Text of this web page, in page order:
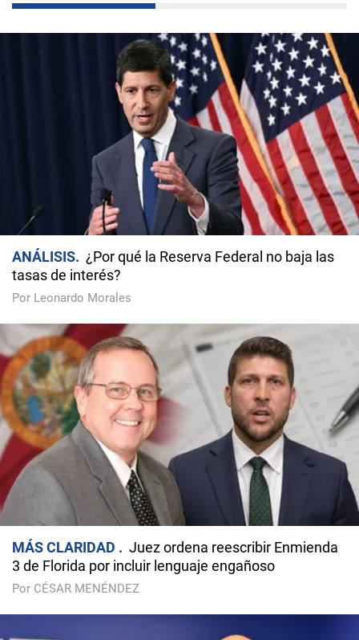
ANÁLISIS
¿Por qué la Reserva Federal no baja las
tasas de interés?
Por Leonardo Morales
MÁS CLARIDAD
Juez ordena reescribir Enmienda
3 de Florida por incluir lenguaje engañoso
Por CÉSAR MENÉNDEZ